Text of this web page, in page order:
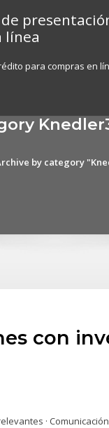
línea
para compras en
by category
con
·